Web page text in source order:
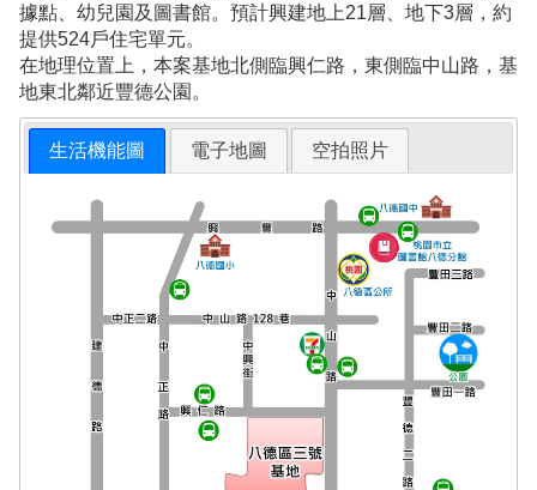
據點、幼兒園及圖書館。預計興建地上21層、地下3層，約
提供524戶住宅單元。
在地理位置上，本案基地北側臨興仁路，東側臨中山路，基
地東北鄰近豐德公園。
生活機能圖 電子地圖 空拍照片